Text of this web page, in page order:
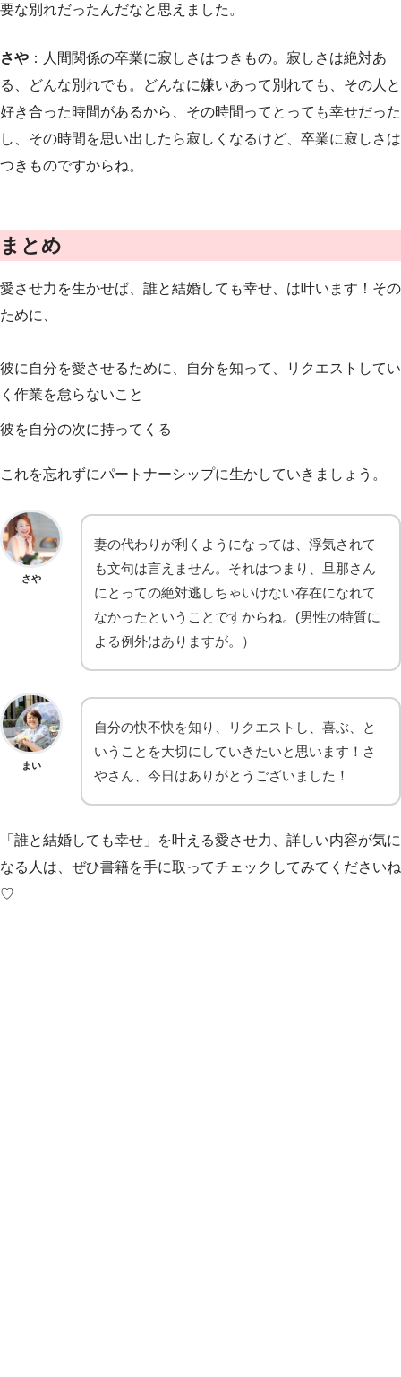
要な別れだったんだなと思えました。
さや ：人間関係の卒業に寂しさはつきもの。寂しさは絶対あ
る、どんな別れでも。どんなに嫌いあって別れても、その人と
好き合った時間があるから、その時間ってとっても幸せだった
し、その時間を思い出したら寂しくなるけど、卒業に寂しさは
つきものですからね。
まとめ
愛させ力を生かせば、誰と結婚しても幸せ、は叶います！その
ために、
彼に自分を愛させるために、自分を知って、リクエストしてい
く作業を怠らないこと
彼を自分の次に持ってくる
これを忘れずにパートナーシップに生かしていきましょう。
さや
妻の代わりが利くようになっては、浮気されて
も文句は言えません。それはつまり、旦那さん
にとっての絶対逃しちゃいけない存在になれて
なかったということですからね。(男性の特質に
よる例外はありますが。）
まい
自分の快不快を知り、リクエストし、喜ぶ、と
いうことを大切にしていきたいと思います！さ
やさん、今日はありがとうございました！
「誰と結婚しても幸せ」を叶える愛させ力、詳しい内容が気に
なる人は、ぜひ書籍を手に取ってチェックしてみてくださいね
♡